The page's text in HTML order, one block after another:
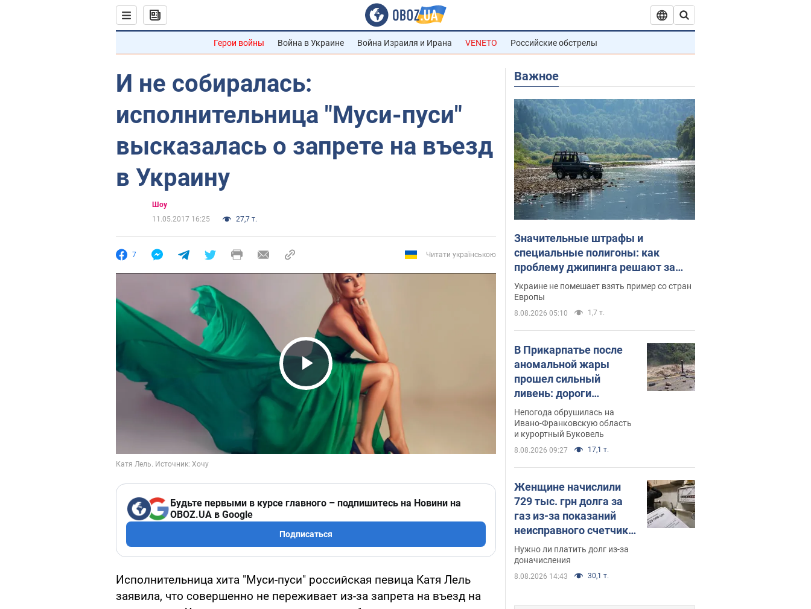
Герои войны Война в Украине Война Израиля и Ирана VENETO Российские обстрелы
И не собиралась:
исполнительница "Муси-пуси"
высказалась о запрете на въезд
в Украину
Шоу
11.05.2017 16:25
27,7 т.
7 Читати українською
Play Video
Будьте первыми в курсе главного – подпишитесь на Новини на
OBOZ.UA в Google
Подписаться
Исполнительница хита "Муси-пуси" российская певица Катя Лель
заявила, что совершенно не переживает из-за запрета на въезд на
Важное
Значительные штрафы и
специальные полигоны: как
проблему джипинга решают за
границей
Украине не помешает взять пример со стран
Европы
8.08.2026 05:10 1,7 т.
В Прикарпатье после
аномальной жары
прошел сильный
ливень: дороги
превратились в реки.
Видео
Непогода обрушилась на
Ивано-Франковскую область
и курортный Буковель
8.08.2026 09:27 17,1 т.
Женщине начислили
729 тыс. грн долга за
газ из-за показаний
неисправного счетчика:
судья вынес
неожиданное решение
Нужно ли платить долг из-за
доначисления
8.08.2026 14:43 30,1 т.